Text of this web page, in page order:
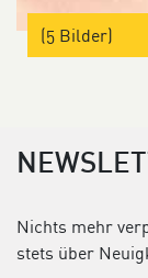
(5 Bilder)
Nichts mehr
stets über